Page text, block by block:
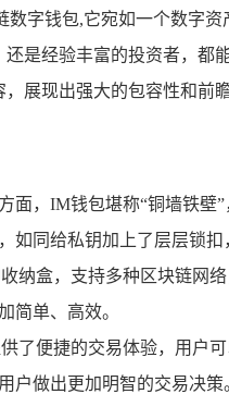
字钱包,它宛如一个数字
是经验丰富的投资者，
展现出强大的包容性和前瞻
面，IM钱包堪称“铜墙铁
如同给私钥加上了层层锁
纳盒，支持多种区块链网
简单、高效。
了便捷的交易体验，用户
户做出更加明智的交易决策